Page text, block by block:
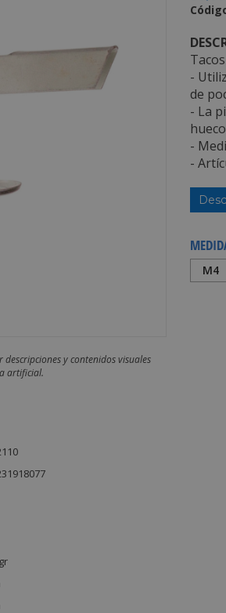
y contenidos visuales
artificial.
-
de
- La
-
-
M4